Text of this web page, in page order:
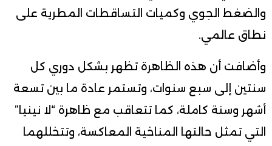
والضغط الجوي وكميات التساقطات المطرية على
نطاق عالمي.
وأضافت أن هذه الظاهرة تظهر بشكل دوري كل
سنتين إلى سبع سنوات، وتستمر عادة ما بين تسعة
أشهر وسنة كاملة، كما تتعاقب مع ظاهرة “لا نينيا”
التي تمثل حالتها المناخية المعاكسة، وتتخللهما